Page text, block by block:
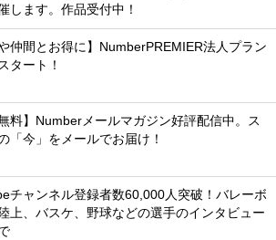
します。作品受付中！
や仲間とお得に】NumberPREMIER法人プラン
タート！
無料】Numberメールマガジン好評配信中。ス
「今」をメールでお届け！
チャンネル登録者数60,000人突破！バレーボ
上、バスケ、野球などの選手のインタビュー